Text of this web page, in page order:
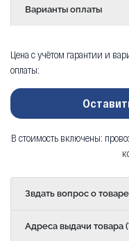
Варианты оплаты
Цена с учётом гарантии и
оплаты:
В стоимость включены:
Звдать вопрос о товаре
Адреса выдачи